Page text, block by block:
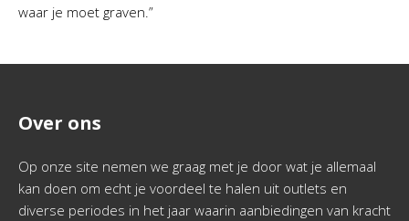
waar je moet graven.”
Over ons
Op onze site nemen we graag met je door wat je allemaal
kan doen om echt je voordeel te halen uit outlets en
diverse periodes in het jaar waarin aanbiedingen van kracht